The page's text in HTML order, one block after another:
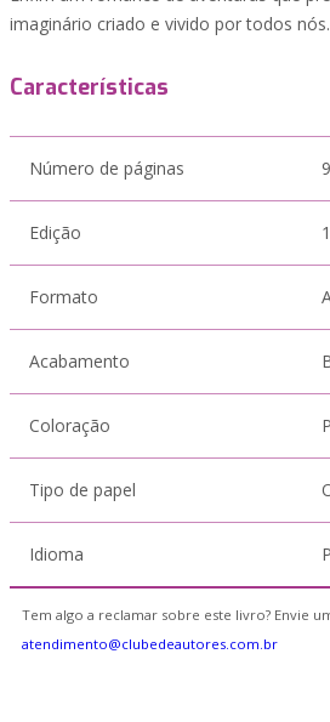
imaginário criado e vivido por todos nós.
Características
Número de páginas
Edição
Formato
Acabamento
Coloração
Tipo de papel
Idioma
Tem algo a reclamar sobre este livro? Envie
atendimento@clubedeautores.com.br